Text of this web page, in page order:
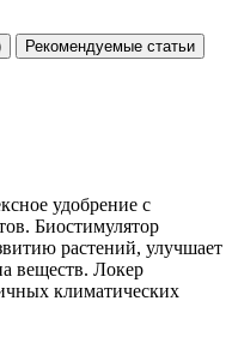
Рекомендуемые статьи
удобрение с
Биостимулятор
растений, улучшает
веществ. Локер
климатических